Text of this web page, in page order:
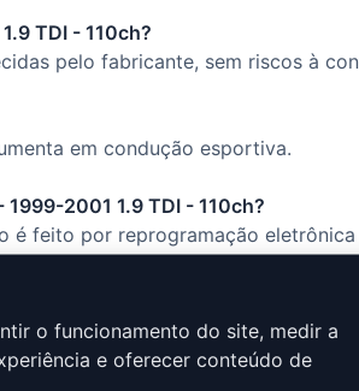
TDI - 110ch?
pelo fabricante, sem riscos à
em condução esportiva.
2001 1.9 TDI - 110ch?
é feito por reprogramação eletrônica
o funcionamento do site, medir a
e oferecer conteúdo de